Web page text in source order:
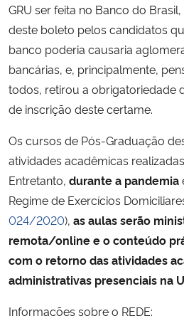
GRU ser feita no Banco do
deste boleto pelos candidatos
banco poderia causaria
bancárias, e, principalmente,
todos, retirou a obrigatoriedade
de inscrição deste certame.
Os cursos de Pós-Graduação
atividades acadêmicas
Entretanto, durante a pandemia
Regime de Exercícios
024/2020), as aulas serão
remota/online e o conteúdo
com o retorno das atividades
administrativas presenciais na
Informações sobre o REDE: